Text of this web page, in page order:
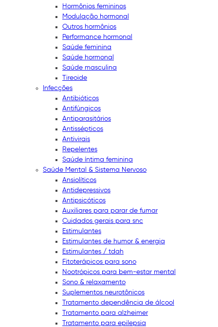
Hormônios femininos
Modulação hormonal
Outros hormônios
Performance hormonal
Saúde feminina
Saúde hormonal
Saúde masculina
Tireoide
Infecções
Antibióticos
Antifúngicos
Antiparasitários
Antissépticos
Antivirais
Repelentes
Saúde íntima feminina
Saúde Mental & Sistema Nervoso
Ansiolíticos
Antidepressivos
Antipsicóticos
Auxiliares para parar de fumar
Cuidados gerais para snc
Estimulantes
Estimulantes de humor & energia
Estimulantes / tdah
Fitoterápicos para sono
Nootrópicos para bem-estar mental
Sono & relaxamento
Suplementos neurotônicos
Tratamento dependência de álcool
Tratamento para alzheimer
Tratamento para epilepsia